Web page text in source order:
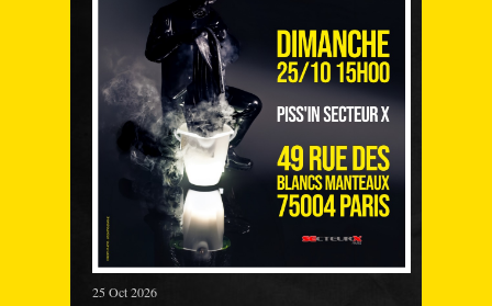
25 Oct 2026